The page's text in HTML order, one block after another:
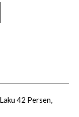
42 Persen,